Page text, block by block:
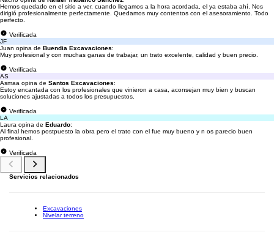
Hemos quedado en el sitio a ver, cuando llegamos a la hora acordada, el ya estaba ahí. Nos
dirigió profesionalmente perfectamente. Quedamos muy contentos con el asesoramiento. Todo
perfecto.
Verificada
JF
Juan opina de Buendia Excavaciones:
Muy profesional y con muchas ganas de trabajar, un trato excelente, calidad y buen precio.
Verificada
AS
Asmaa opina de Santos Excavaciones:
Estoy encantada con los profesionales que vinieron a casa, aconsejan muy bien y buscan
soluciones ajustadas a todos los presupuestos.
Verificada
LA
Laura opina de Eduardo:
Al final hemos postpuesto la obra pero el trato con el fue muy bueno y n os parecio buen
profesional.
Verificada
Servicios relacionados
Excavaciones
Nivelar terreno